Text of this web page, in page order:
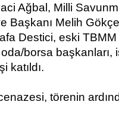
Ağbal, Milli
Başkanı Melih
Destici, eski
oda/borsa
katıldı.
törenin